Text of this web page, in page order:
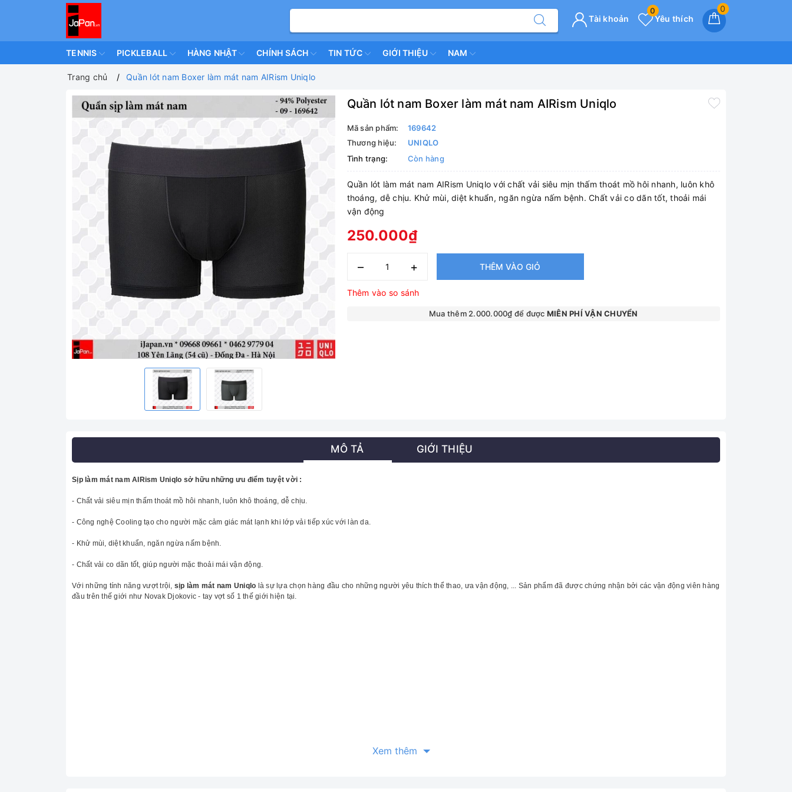
0
Yêu thích
0
Tài khoản
TENNIS PICKLEBALL HÀNG NHẬT CHÍNH SÁCH TIN TỨC GIỚI THIỆU NAM
Trang chủ Quần lót nam Boxer làm mát nam AIRism Uniqlo
Quần lót nam Boxer làm mát nam AIRism Uniqlo
Mã sản phẩm:
169642
Thương hiệu:
UNIQLO
Tình trạng:
Còn hàng
Quần lót làm mát nam AIRism Uniqlo với chất vải siêu mịn thấm thoát mồ hôi nhanh, luôn khô
thoáng, dễ chịu. Khử mùi, diệt khuẩn, ngăn ngừa nấm bệnh. Chất vải co dãn tốt, thoải mái
vận động
250.000₫
– + THÊM VÀO GIỎ
Thêm vào so sánh
Mua thêm 2.000.000₫ để được MIÊN PHÍ VẬN CHUYỂN
MÔ TẢ GIỚI THIỆU
Sịp làm mát nam AIRism Uniqlo sở hữu những ưu điểm tuyệt vời :
- Chất vải siêu mịn thấm thoát mồ hôi nhanh, luôn khô thoáng, dễ chịu.
- Công nghệ Cooling tạo cho người mặc cảm giác mát lạnh khi lớp vải tiếp xúc với làn da.
- Khử mùi, diệt khuẩn, ngăn ngừa nấm bệnh.
- Chất vải co dãn tốt, giúp người mặc thoải mái vận động.
Với những tính năng vượt trội, sịp làm mát nam Uniqlo là sự lựa chọn hàng đầu cho những người yêu thích thể thao, ưa vận động, ... Sản phẩm đã được chứng nhận bởi các vận động viên hàng
đầu trên thế giới như Novak Djokovic - tay vợt số 1 thế giới hiện tại.
Xem thêm